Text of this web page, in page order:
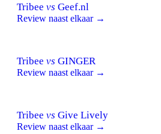
Tribee vs Geef.nl
Review naast elkaar →
Tribee vs GINGER
Review naast elkaar →
Tribee vs Give Lively
Review naast elkaar →